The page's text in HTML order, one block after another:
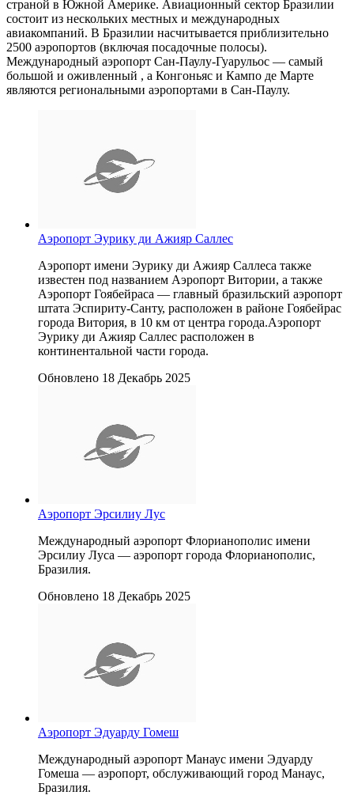
страной в Южной Америке. Авиационный сектор Бразилии
состоит из нескольких местных и международных
авиакомпаний. В Бразилии насчитывается приблизительно
2500 аэропортов (включая посадочные полосы).
Международный аэропорт Сан-Паулу-Гуарульос — самый
большой и оживленный , а Конгоньяс и Кампо де Марте
являются региональными аэропортами в Сан-Паулу.
Аэропорт Эурику ди Ажияр Саллес
Аэропорт имени Эурику ди Ажияр Саллеса также
известен под названием Аэропорт Витории, а также
Аэропорт Гоябейраса — главный бразильский аэропорт
штата Эспириту-Санту, расположен в районе Гоябейрас
города Витория, в 10 км от центра города.Аэропорт
Эурику ди Ажияр Саллес расположен в
континентальной части города.
Обновлено 18 Декабрь 2025
Аэропорт Эрсилиу Лус
Международный аэропорт Флорианополис имени
Эрсилиу Луcа — аэропорт города Флорианополис,
Бразилия.
Обновлено 18 Декабрь 2025
Аэропорт Эдуарду Гомеш
Международный аэропорт Манаус имени Эдуарду
Гомеша — аэропорт, обслуживающий город Манаус,
Бразилия.